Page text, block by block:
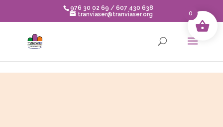
976 30 02 69 / 607 430 638
tranviaser@tranviaser.org
0